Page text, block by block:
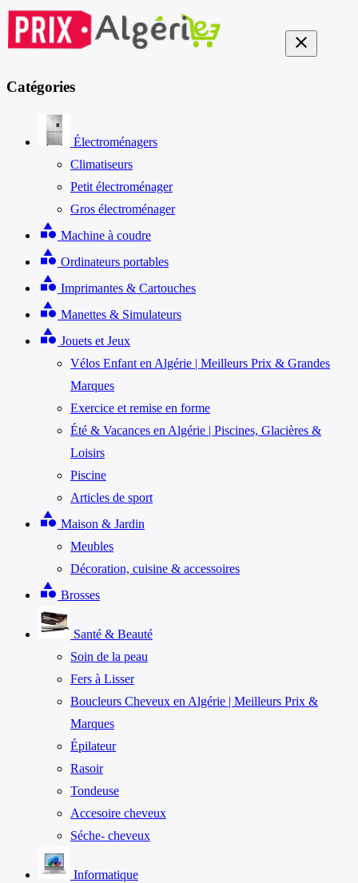
close
Catégories
Électroménagers
Climatiseurs
Petit électroménager
Gros électroménager
category Machine à coudre
category Ordinateurs portables
category Imprimantes & Cartouches
category Manettes & Simulateurs
category Jouets et Jeux
Vélos Enfant en Algérie | Meilleurs Prix & Grandes
Marques
Exercice et remise en forme
Été & Vacances en Algérie | Piscines, Glacières &
Loisirs
Piscine
Articles de sport
category Maison & Jardin
Meubles
Décoration, cuisine & accessoires
category Brosses
Santé & Beauté
Soin de la peau
Fers à Lisser
Boucleurs Cheveux en Algérie | Meilleurs Prix &
Marques
Épilateur
Rasoir
Tondeuse
Accesoire cheveux
Séche- cheveux
Informatique